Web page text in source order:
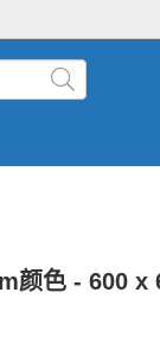
颜色 - 600 x